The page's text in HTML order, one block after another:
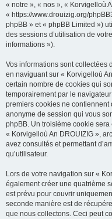
« notre », « nos », « Korvigelloù
« https://www.drouizig.org/
phpBB » et « phpBB Limited »)
des sessions d’utilisation de
informations »).
Vos informations sont collectées
en naviguant sur « Korvigelloù
certain nombre de cookies qui
temporairement par le
premiers cookies ne contiennent
anonyme de session qui vous
phpBB. Un troisième cookie
« Korvigelloù An DROUIZIG »,
avez consultés et permettant
qu’utilisateur.
Lors de votre navigation sur «
également créer une quatrième
est prévu pour couvrir
seconde manière est de
que nous collectons. Ceci peut